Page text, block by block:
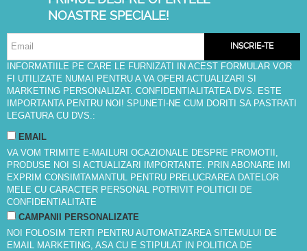
NOASTRE SPECIALE!
INSCRIE-TE
INFORMATIILE PE CARE LE FURNIZATI IN ACEST FORMULAR VOR
FI UTILIZATE NUMAI PENTRU A VA OFERI ACTUALIZARI SI
MARKETING PERSONALIZAT. CONFIDENTIALITATEA DVS. ESTE
IMPORTANTA PENTRU NOI! SPUNETI-NE CUM DORITI SA PASTRATI
LEGATURA CU DVS.:
EMAIL
VA VOM TRIMITE E-MAILURI OCAZIONALE DESPRE PROMOTII,
PRODUSE NOI SI ACTUALIZARI IMPORTANTE. PRIN ABONARE IMI
EXPRIM CONSIMTAMANTUL PENTRU PRELUCRAREA DATELOR
MELE CU CARACTER PERSONAL POTRIVIT POLITICII DE
CONFIDENTIALITATE
CAMPANII PERSONALIZATE
NOI FOLOSIM TERTI PENTRU AUTOMATIZAREA SITEMULUI DE
EMAIL MARKETING, ASA CU E STIPULAT IN POLITICA DE